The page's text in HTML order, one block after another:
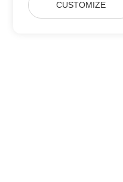
CUSTOMIZE